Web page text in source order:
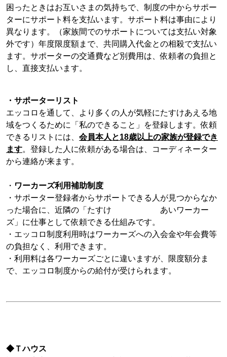
困ったときはお互いさまの気持ちで、制度の中からサポー
ターにサポート料を支払います。サポート料は事由により
異なります。（家族間でのサポートについては支払い対象
外です）年度限度額まで、共同購入代金との相殺で支払い
ます。サポーターの交通費など別費用は、依頼者の負担と
し、直接支払います。
・ サポーターリスト
エッコロを通して、より多くの人が気軽にたすけあえる地
域をつくるために「私のできること」を登録します。依頼
できるリストには、 会員本人と18歳以上の家族が登録でき
ます。 登録した人に依頼がある場合は、コーディネーター
から連絡が来ます。
・ ワーカーズ利用補助制度
・サポーター登録者からサポートできる人が見つからなか
った場合に、近隣の「たすけ あいワーカー
ズ」に仕事として依頼できる仕組みです。
・エッコロ制度利用時はワーカーズへの入会金や年会費等
の負担なく、利用できます。
・利用料は各ワーカーズごとに違いますが、限度額分ま
で、エッコロ制度からの給付が受けられます。
◆ Ｔハウス